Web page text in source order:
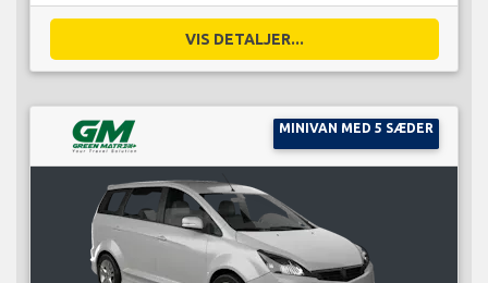
VIS DETALJER...
MINIVAN MED 5 SÆDER